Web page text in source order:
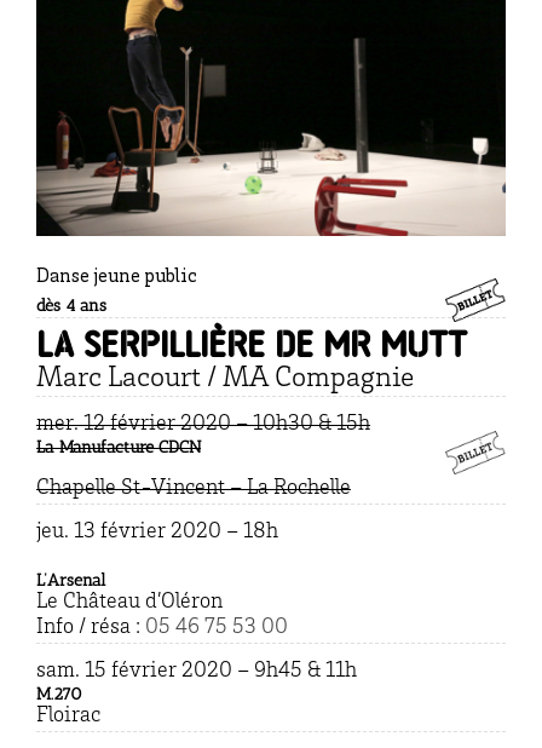
Danse jeune public
dès 4 ans
La serpillière de Mr Mutt
Marc Lacourt / MA Compagnie
mer. 12 février 2020 – 10h30 & 15h
La Manufacture CDCN
Chapelle St-Vincent – La Rochelle
jeu. 13 février 2020 – 18h
L’Arsenal
Le Château d’Oléron
Info / résa : 05 46 75 53 00
sam. 15 février 2020 – 9h45 & 11h
M.270
Floirac